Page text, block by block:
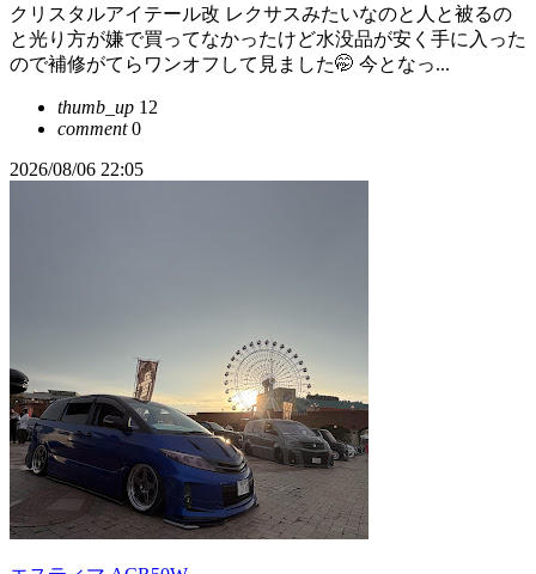
クリスタルアイテール改 レクサスみたいなのと人と被るの
と光り方が嫌で買ってなかったけど水没品が安く手に入った
ので補修がてらワンオフして見ました🤭 今となっ...
thumb_up 12
comment0
2026/08/06 22:05